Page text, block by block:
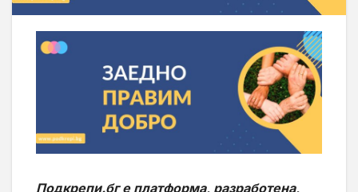
Подкрепи.бг е платформа, разработена,